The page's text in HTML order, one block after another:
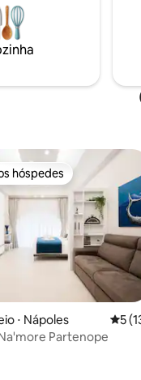
aventura em família,
atende a todas as
estadia
inesquecível no
preferidos dos
hóspedes
⋅ Nápoles 5 de
5
Partenope